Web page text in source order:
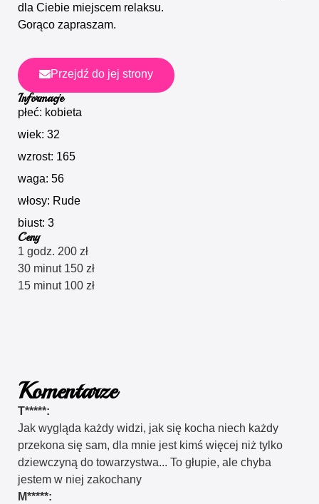
dla Ciebie miejscem relaksu.
Gorąco zapraszam.
Przejdź do jej strony
Informacje
płeć: kobieta
wiek: 32
wzrost: 165
waga: 56
włosy: Rude
biust: 3
Ceny
1 godz. 200 zł
30 minut 150 zł
15 minut 100 zł
Komentarze
T*****:
Jak wygląda każdy widzi, jak się kocha niech każdy
przekona się sam, dla mnie jest kimś więcej niż tylko
dziewczyną do towarzystwa... To głupie, ale chyba
jestem w niej zakochany
M*****: